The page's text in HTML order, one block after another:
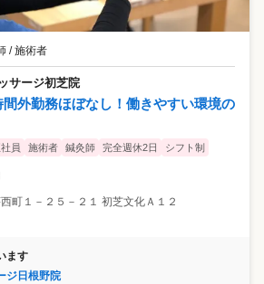
/ 施術者
サージ初芝院
外勤務ほぼなし！働きやすい環境の
員 施術者 鍼灸師 完全週休2日 シフト制
町１－２５－２１ 初芝文化Ａ１２
ます
ジ日根野院